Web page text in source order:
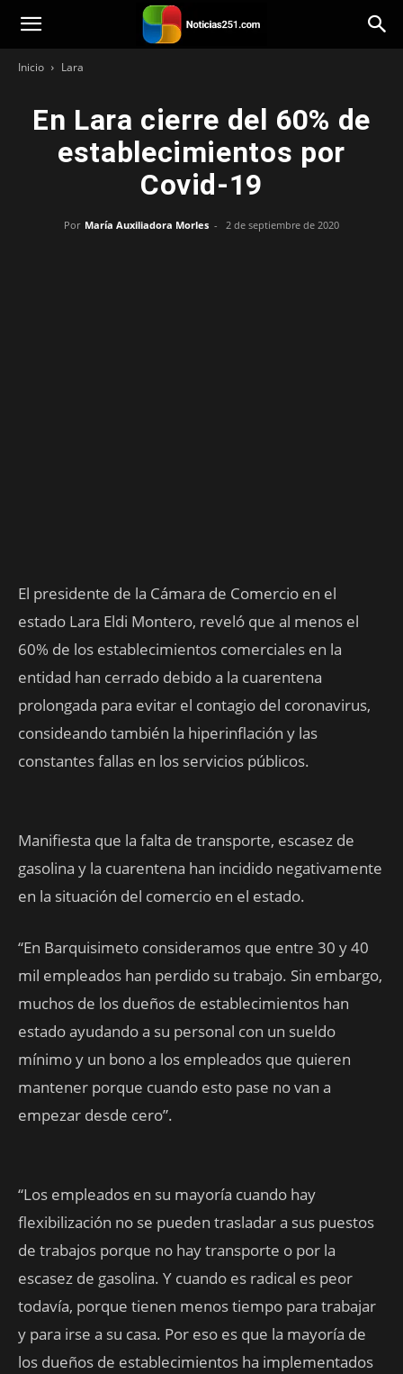
Noticias251
Inicio Lara
En Lara cierre del 60% de
establecimientos por
Covid-19
Por María Auxiliadora Morles - 2 de septiembre de 2020
El presidente de la Cámara de Comercio en el
estado Lara Eldi Montero, reveló que al menos el
60% de los establecimientos comerciales en la
entidad han cerrado debido a la cuarentena
prolongada para evitar el contagio del coronavirus,
consideando también la hiperinflación y las
constantes fallas en los servicios públicos.
Manifiesta que la falta de transporte, escasez de
gasolina y la cuarentena han incidido negativamente
en la situación del comercio en el estado.
“En Barquisimeto consideramos que entre 30 y 40
mil empleados han perdido su trabajo. Sin embargo,
muchos de los dueños de establecimientos han
estado ayudando a su personal con un sueldo
mínimo y un bono a los empleados que quieren
mantener porque cuando esto pase no van a
empezar desde cero”.
“Los empleados en su mayoría cuando hay
flexibilización no se pueden trasladar a sus puestos
de trabajos porque no hay transporte o por la
escasez de gasolina. Y cuando es radical es peor
todavía, porque tienen menos tiempo para trabajar
y para irse a su casa. Por eso es que la mayoría de
los dueños de establecimientos ha implementados